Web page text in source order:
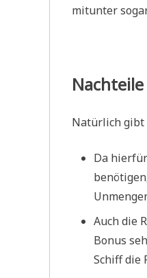
mitunter
Natürlich gibt
Da
Auch die
Bonus
Schiff die